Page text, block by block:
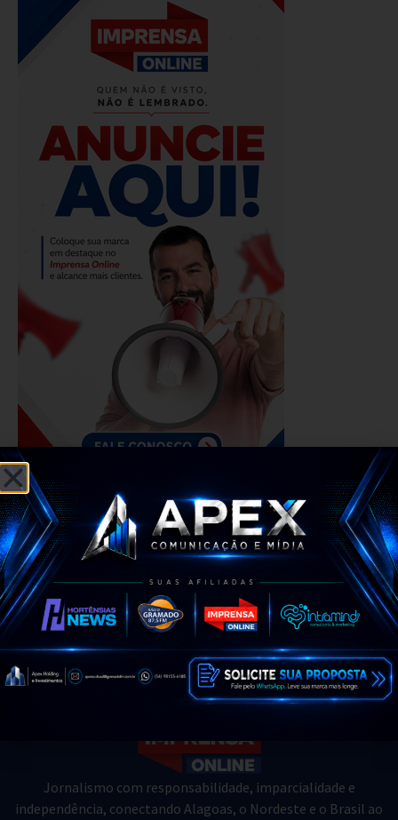
Alagoas ultrapassa marca
de 100 mil casos
confirmados de Covid-19
16 de dezembro de 2020
O estado de Alagoas ultrapassou
a marca de 100 mil
Jornalismo com responsabilidade, imparcialidade e
independência, conectando Alagoas, o Nordeste e o Brasil ao